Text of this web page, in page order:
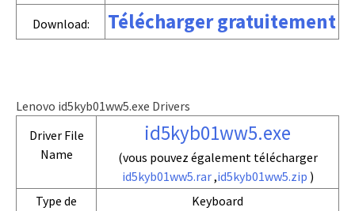
Download: Télécharger gratuitement
Lenovo id5kyb01ww5.exe Drivers
Driver File
Name
id5kyb01ww5.exe
(vous pouvez également télécharger
id5kyb01ww5.rar,id5kyb01ww5.zip )
Type de
Keyboard